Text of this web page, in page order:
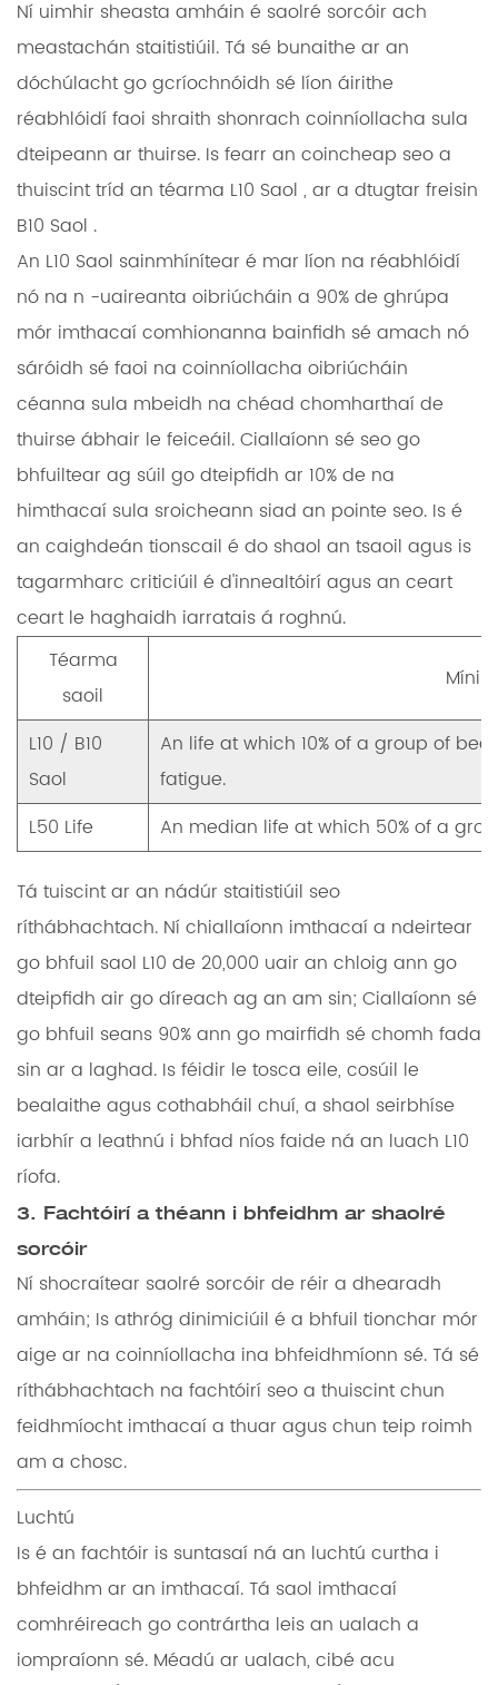
Ní uimhir sheasta amháin é saolré sorcóir ach
meastachán staitistiúil. Tá sé bunaithe ar an
dóchúlacht go gcríochnóidh sé líon áirithe
réabhlóidí faoi shraith shonrach coinníollacha sula
dteipeann ar thuirse. Is fearr an coincheap seo a
thuiscint tríd an téarma L10 Saol , ar a dtugtar freisin
B10 Saol .
An L10 Saol sainmhínítear é mar líon na réabhlóidí
nó na n -uaireanta oibriúcháin a 90% de ghrúpa
mór imthacaí comhionanna bainfidh sé amach nó
sáróidh sé faoi na coinníollacha oibriúcháin
céanna sula mbeidh na chéad chomharthaí de
thuirse ábhair le feiceáil. Ciallaíonn sé seo go
bhfuiltear ag súil go dteipfidh ar 10% de na
himthacaí sula sroicheann siad an pointe seo. Is é
an caighdeán tionscail é do shaol an tsaoil agus is
tagarmharc criticiúil é d'innealtóirí agus an ceart
ceart le haghaidh iarratais á roghnú.
Téarma
saoil
Míniú
L10 / B10
Saol
An life at which 10% of a group of
fatigue.
L50 Life
An median life at which 50% of a
Tá tuiscint ar an nádúr staitistiúil seo
ríthábhachtach. Ní chiallaíonn imthacaí a ndeirtear
go bhfuil saol L10 de 20,000 uair an chloig ann go
dteipfidh air go díreach ag an am sin; Ciallaíonn sé
go bhfuil seans 90% ann go mairfidh sé chomh fada
sin ar a laghad. Is féidir le tosca eile, cosúil le
bealaithe agus cothabháil chuí, a shaol seirbhíse
iarbhír a leathnú i bhfad níos faide ná an luach L10
ríofa.
3. Fachtóirí a théann i bhfeidhm ar shaolré
sorcóir
Ní shocraítear saolré sorcóir de réir a dhearadh
amháin; Is athróg dinimiciúil é a bhfuil tionchar mór
aige ar na coinníollacha ina bhfeidhmíonn sé. Tá sé
ríthábhachtach na fachtóirí seo a thuiscint chun
feidhmíocht imthacaí a thuar agus chun teip roimh
am a chosc.
Luchtú
Is é an fachtóir is suntasaí ná an luchtú curtha i
bhfeidhm ar an imthacaí. Tá saol imthacaí
comhréireach go contrártha leis an ualach a
iompraíonn sé. Méadú ar ualach, cibé acu